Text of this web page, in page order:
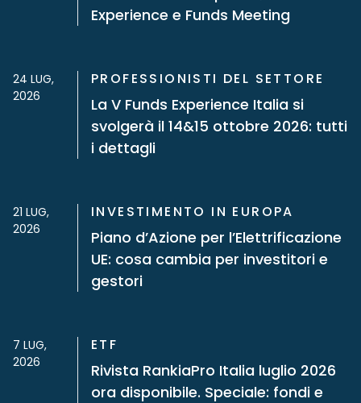
Experience e Funds Meeting
24 LUG,
2026
PROFESSIONISTI DEL SETTORE
La V Funds Experience Italia si
svolgerà il 14&15 ottobre 2026: tutti
i dettagli
21 LUG,
2026
INVESTIMENTO IN EUROPA
Piano d’Azione per l’Elettrificazione
UE: cosa cambia per investitori e
gestori
7 LUG,
2026
ETF
Rivista RankiaPro Italia luglio 2026
ora disponibile. Speciale: fondi e